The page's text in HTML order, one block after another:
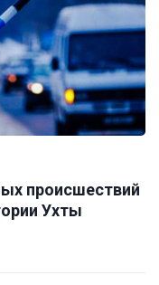
происшествий
Ухты